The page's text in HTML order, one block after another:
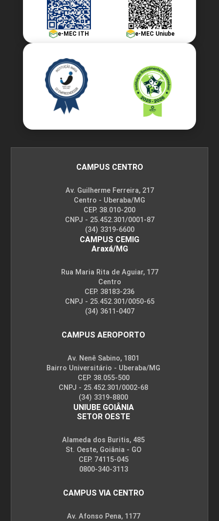
e-MEC ITH e-MEC Uniube
CAMPUS CENTRO
Av. Guilherme Ferreira, 217
Centro - Uberaba/MG
CEP. 38.010-200
CNPJ - 25.452.301/0001-87
(34) 3319-6600
CAMPUS CEMIG
Araxá/MG
Rua Maria Rita de Aguiar, 177
Centro
CEP. 38183-236
CNPJ - 25.452.301/0050-65
(34) 3611-0407
CAMPUS AEROPORTO
Av. Nenê Sabino, 1801
Bairro Universitário - Uberaba/MG
CEP. 38.055-500
CNPJ - 25.452.301/0002-68
(34) 3319-8800
UNIUBE GOIÂNIA
SETOR OESTE
Alameda dos Buritis, 485
St. Oeste, Goiânia - GO
CEP. 74115-045
0800-340-3113
CAMPUS VIA CENTRO
Av. Afonso Pena, 1177